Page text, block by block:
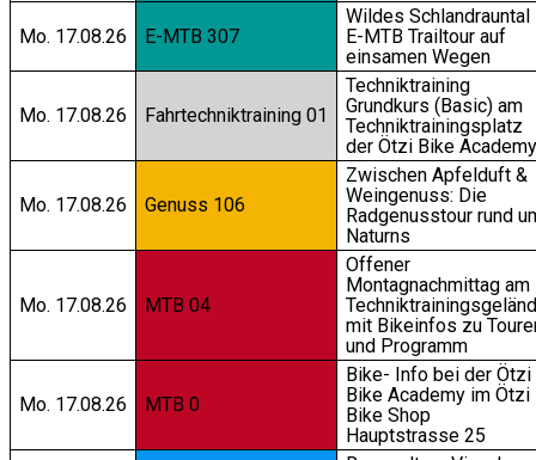
Mo. 17.08.26 E-MTB 307
Wildes Schlandrauntal
E-MTB Trailtour auf
einsamen Wegen
Mo. 17.08.26 Fahrtechniktraining 01
Techniktraining
Grundkurs (Basic) am
Techniktrainingsplatz
der Ötzi Bike Academy
Mo. 17.08.26 Genuss 106
Zwischen Apfelduft &
Weingenuss: Die
Radgenusstour rund
Naturns
Mo. 17.08.26 MTB 04
Offener
Montagnachmittag am
mit Bikeinfos zu
und Programm
Mo. 17.08.26 MTB 0
Bike- Info bei der Ötzi
Bike Academy im Ötzi
Bike Shop
Hauptstrasse 25